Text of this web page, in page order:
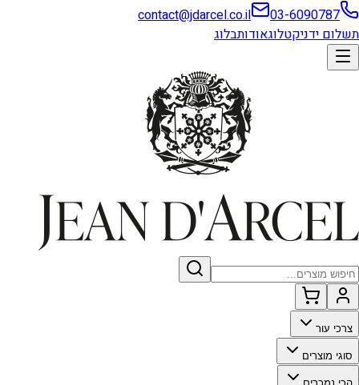
03-6090787
contact@jdarcel.co.il
תשלום ידניקטלוגאודותבלוג
צרכי עור
סוגי מוצרים